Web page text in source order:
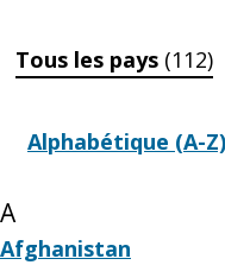
Tous les pays (112)
Alphabétique (A-Z)
A
Afghanistan